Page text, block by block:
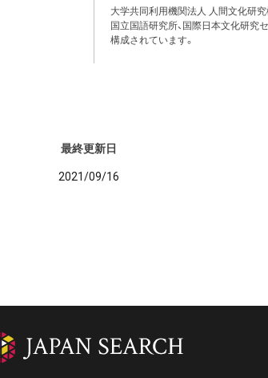
大学共同利用機関法人 人間文化研究
国立国語研究所、国際日本文化研究
構成されています。
最終更新日
2021/09/16